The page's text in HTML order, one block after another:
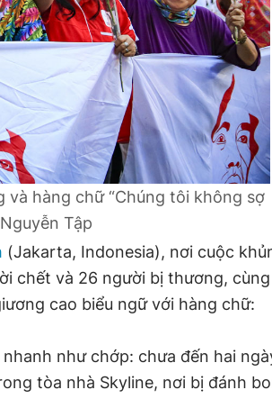
hàng chữ “Chúng tôi không sợ
Tập
(Jakarta, Indonesia), nơi cuộc
chết và 26 người bị thương, cùng
cao biểu ngữ với hàng chữ:
như chớp: chưa đến hai
tòa nhà Skyline, nơi bị đánh